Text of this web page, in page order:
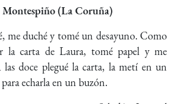
(La Coruña)
me duché y tomé un desayuno. Como
la carta de Laura, tomé papel y me
las doce plegué la carta, la metí en un
echarla en un buzón.